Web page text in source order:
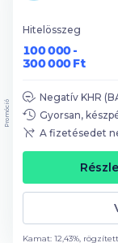
Hitelösszeg
100 000 -
300 000 Ft
Negatív KHR
Gyorsan,
A fizetésedet
Kamat: 12,43%, rögzített
Promóció